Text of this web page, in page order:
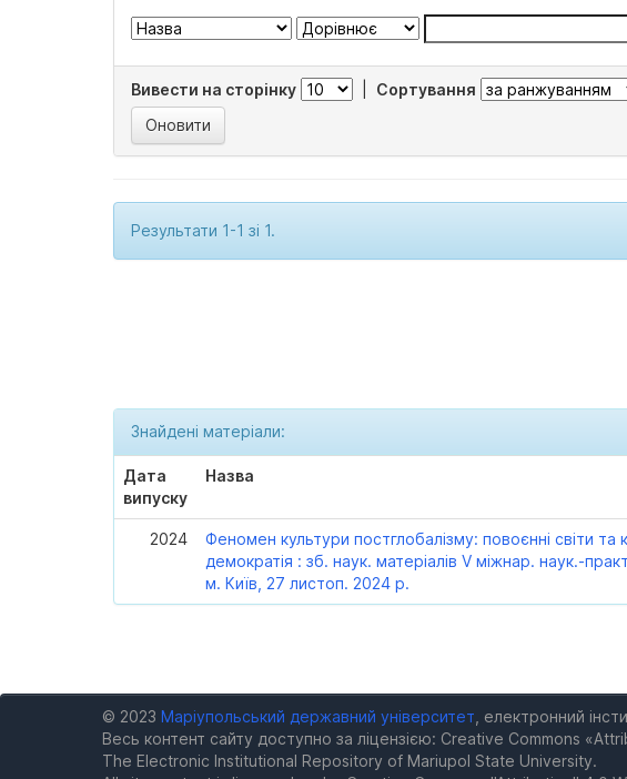
Вивести на сторінку Сортування
Результати 1-1 зі 1.
Знайдені матеріали:
Дата
випуску
Назва
2024
Феномен культури постглобалізму: повоєнні світи та
демократія : зб. наук. матеріалів V міжнар. наук.-
м. Київ, 27 листоп. 2024 р.
© 2023 Маріупольський державний університет , електронний
Весь контент сайту доступно за ліцензією: Creative Commons
The Electronic Institutional Repository of Mariupol State University.